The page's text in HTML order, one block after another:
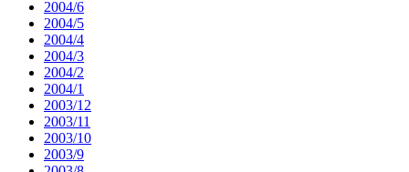
2004/6
2004/5
2004/4
2004/3
2004/2
2004/1
2003/12
2003/11
2003/10
2003/9